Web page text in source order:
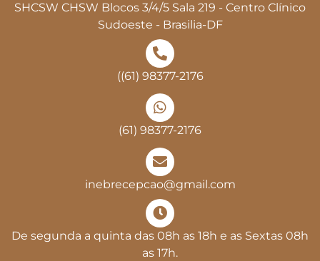
SHCSW CHSW Blocos 3/4/5 Sala 219 - Centro Clínico
Sudoeste - Brasilia-DF
((61) 98377-2176
(61) 98377-2176
inebrecepcao@gmail.com
De segunda a quinta das 08h as 18h e as Sextas 08h
as 17h.